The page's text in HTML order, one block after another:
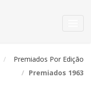
Premiados Por Edição
Premiados 1963